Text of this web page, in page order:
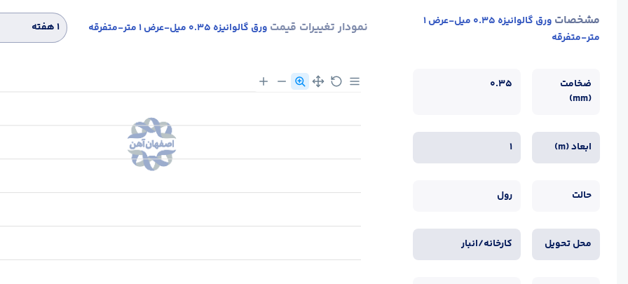
مشخصات
ورق گالوانیزه 0.35 میل-عرض 1
متر-متفرقه
ضخامت
(mm)
0.35
ابعاد (m) 1
حالت رول
محل تحویل کارخانه/انبار
نمودار تغییرات قیمت ورق گالوانیزه 0.35 میل-عرض 1 متر-متفرقه ۱ هفته